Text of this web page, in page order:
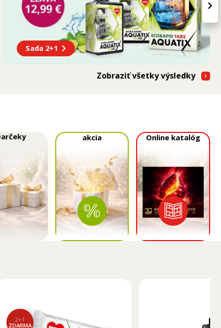
Sada 2+1
›
Zobraziť všetky výsledky
akcia Online katalóg
2+1
ZDARMA